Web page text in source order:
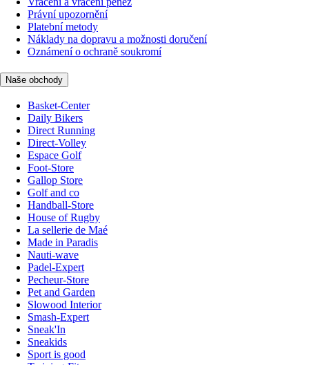
Právní upozornění
Platební metody
Náklady na dopravu a možnosti doručení
Oznámení o ochraně soukromí
Naše obchody
Basket-Center
Daily Bikers
Direct Running
Direct-Volley
Espace Golf
Foot-Store
Gallop Store
Golf and co
Handball-Store
House of Rugby
La sellerie de Maé
Made in Paradis
Nauti-wave
Padel-Expert
Pecheur-Store
Pet and Garden
Slowood Interior
Smash-Expert
Sneak'In
Sneakids
Sport is good